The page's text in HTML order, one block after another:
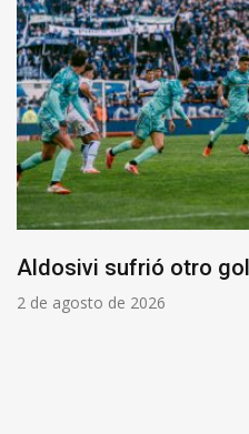
Aldosivi sufrió otro
2 de agosto de 2026